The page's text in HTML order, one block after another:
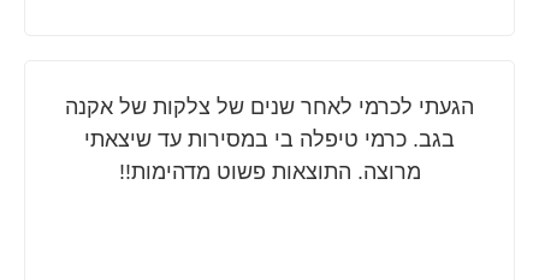
הגעתי לכרמי לאחר שנים של צלקות של אקנה
בגב. כרמי טיפלה בי במסירות עד שיצאתי
מרוצה. התוצאות פשוט מדהימות!!